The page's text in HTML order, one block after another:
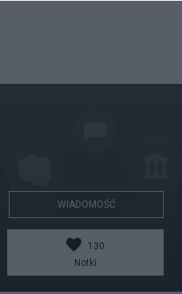
WIADOMOŚĆ
130
Notki